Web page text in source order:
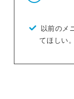
以前のメ
てほしい。